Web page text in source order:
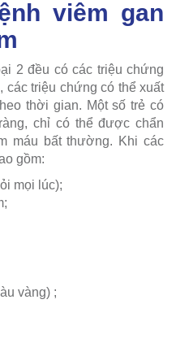
viêm gan
2 đều có các triệu chứng
triệu chứng có thể xuất
thời gian. Một số trẻ có
chỉ có thể được chẩn
máu bất thường. Khi các
gồm:
mọi lúc);
vàng) ;